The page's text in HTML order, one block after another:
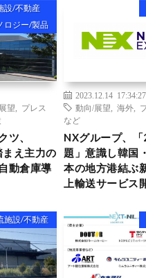
設/不動産
ロジー/製品
望
プレス
ツ、
まえ主力の
動倉庫導
2023.12.14 17:34:27
動向/展望
海外
など
NXグループ、
題」意識し韓国
本の地方港結ぶ
上輸送サービス
施設/不動産